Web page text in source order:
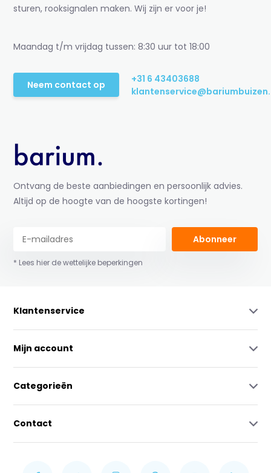
sturen, rooksignalen maken. Wij zijn er voor je!
Maandag t/m vrijdag tussen: 8:30 uur tot 18:00
Neem contact op
+31 6 43403688
Ontvang de beste aanbiedingen en persoonlijk advies.
Altijd op de hoogte van de hoogste kortingen!
Abonneer
* Lees hier de wettelijke beperkingen
Klantenservice
Mijn account
Categorieën
Contact